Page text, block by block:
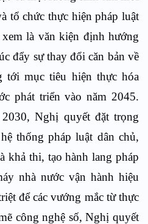
tổ chức thực hiện pháp luật
là văn kiện định hướng
đẩy sự thay đổi căn bản về
tới mục tiêu hiện thực hóa
phát triển vào năm 2045.
Nghị quyết đặt trọng
thống pháp luật dân chủ,
khả thi, tạo hành lang pháp
nhà nước vận hành hiệu
để các vướng mắc từ thực
công nghệ số, Nghị quyết